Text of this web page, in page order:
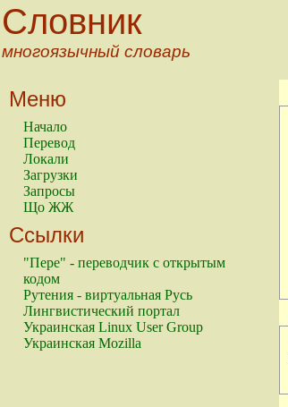
Словник
многоязычный словарь
Меню
Начало
Перевод
Локали
Загрузки
Запросы
Що ЖЖ
Ссылки
"Пере" - переводчик с открытым
кодом
Рутения - виртуальная Русь
Лингвистический портал
Украинская Linux User Group
Украинская Mozilla